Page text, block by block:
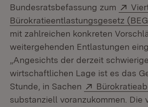
Bundesratsbefassung zum
Bürokratieentlastungsgesetz
mit zahlreichen konkreten
weitergehenden Entlastungen
„Angesichts der derzeit
wirtschaftlichen Lage ist es das
Stunde, in Sachen
Extern:
substanziell voranzukommen. Die